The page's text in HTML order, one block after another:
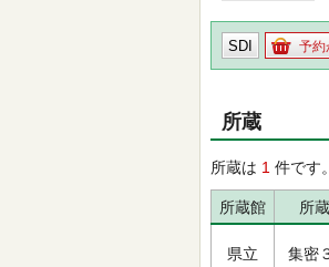
SDI 予約
所蔵
所蔵は 1 件です
所蔵館 所
県立 集密